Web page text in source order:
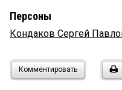
Персоны
Кондаков Сергей
Комментировать